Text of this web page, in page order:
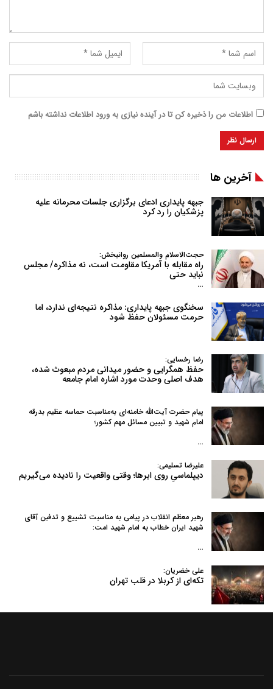
اطلاعات من را ذخیره کن تا در آینده نیازی به ورود اطلاعات نداشته باشم
آخرین ها
جبهه پایداری ادعای برگزاری جلسات محرمانه علیه
پزشکیان را رد کرد
حجت‌الاسلام والمسلمین روانبخش:
راه مقابله با آمریکا مقاومت است، نه مذاکره/ مجلس
نباید حتی
…
سخنگوی جبهه پایداری: مذاکره نتیجه‌ای ندارد، اما
حرمت مسئولان حفظ شود
رضا رخسایی:
حفظ همگرایی و حضور میدانی مردم مبعوث شده،
هدف اصلی وحدت مورد اشاره امام جامعه
پیام حضرت آیت‌الله خامنه‌ای به‌مناسبت حماسه عظیم بدرقه
امام شهید و تبیین مسائل مهم کشور؛
…
علیرضا تسلیمی:
دیپلماسیِ روی ابرها؛ وقتی واقعیت را نادیده می‌گیریم
رهبر معظم انقلاب در پیامی به‌ مناسبت تشییع و تدفین آقای
شهید ایران خطاب به امام شهید امت:
…
علی خضریان:
تکه‌ای از کربلا در قلب تهران